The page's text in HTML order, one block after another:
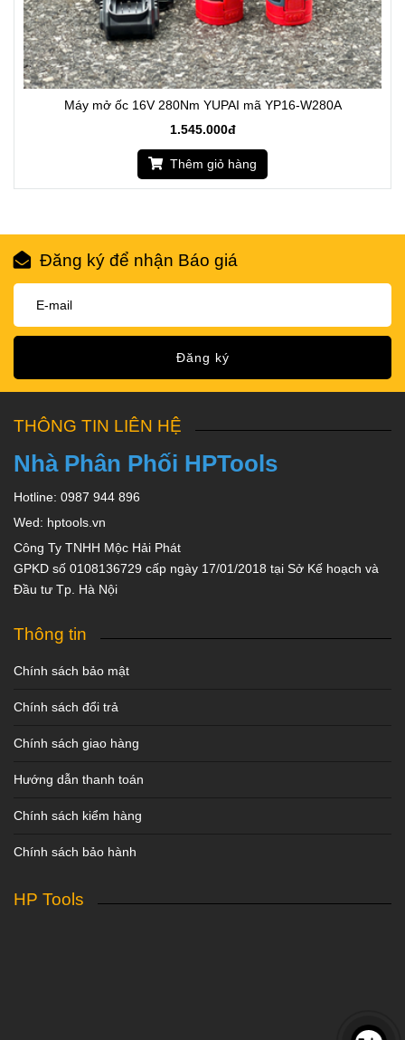
Máy mở ốc 16V 280Nm YUPAI mã YP16-W280A
1.545.000đ
Thêm giỏ hàng
Đăng ký để nhận Báo giá
Đăng ký
THÔNG TIN LIÊN HỆ
Nhà Phân Phối HPTools
Hotline: 0987 944 896
Wed: hptools.vn
Công Ty TNHH Mộc Hải Phát
GPKD số 0108136729 cấp ngày 17/01/2018 tại Sở Kế hoạch và
Đầu tư Tp. Hà Nội
Thông tin
Chính sách bảo mật
Chính sách đổi trả
Chính sách giao hàng
Hướng dẫn thanh toán
Chính sách kiểm hàng
Chính sách bảo hành
HP Tools